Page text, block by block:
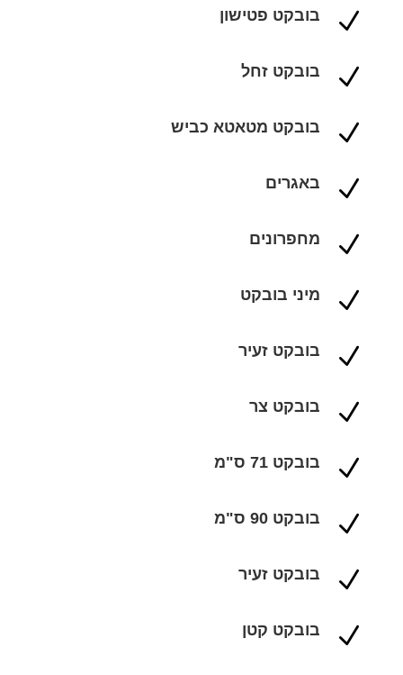
N בובקט פטישון
N בובקט זחל
N בובקט מטאטא כביש
N באגרים
N מחפרונים
N מיני בובקט
N בובקט זעיר
N בובקט צר
N בובקט 71 ס"מ
N בובקט 90 ס"מ
N בובקט זעיר
N בובקט קטן